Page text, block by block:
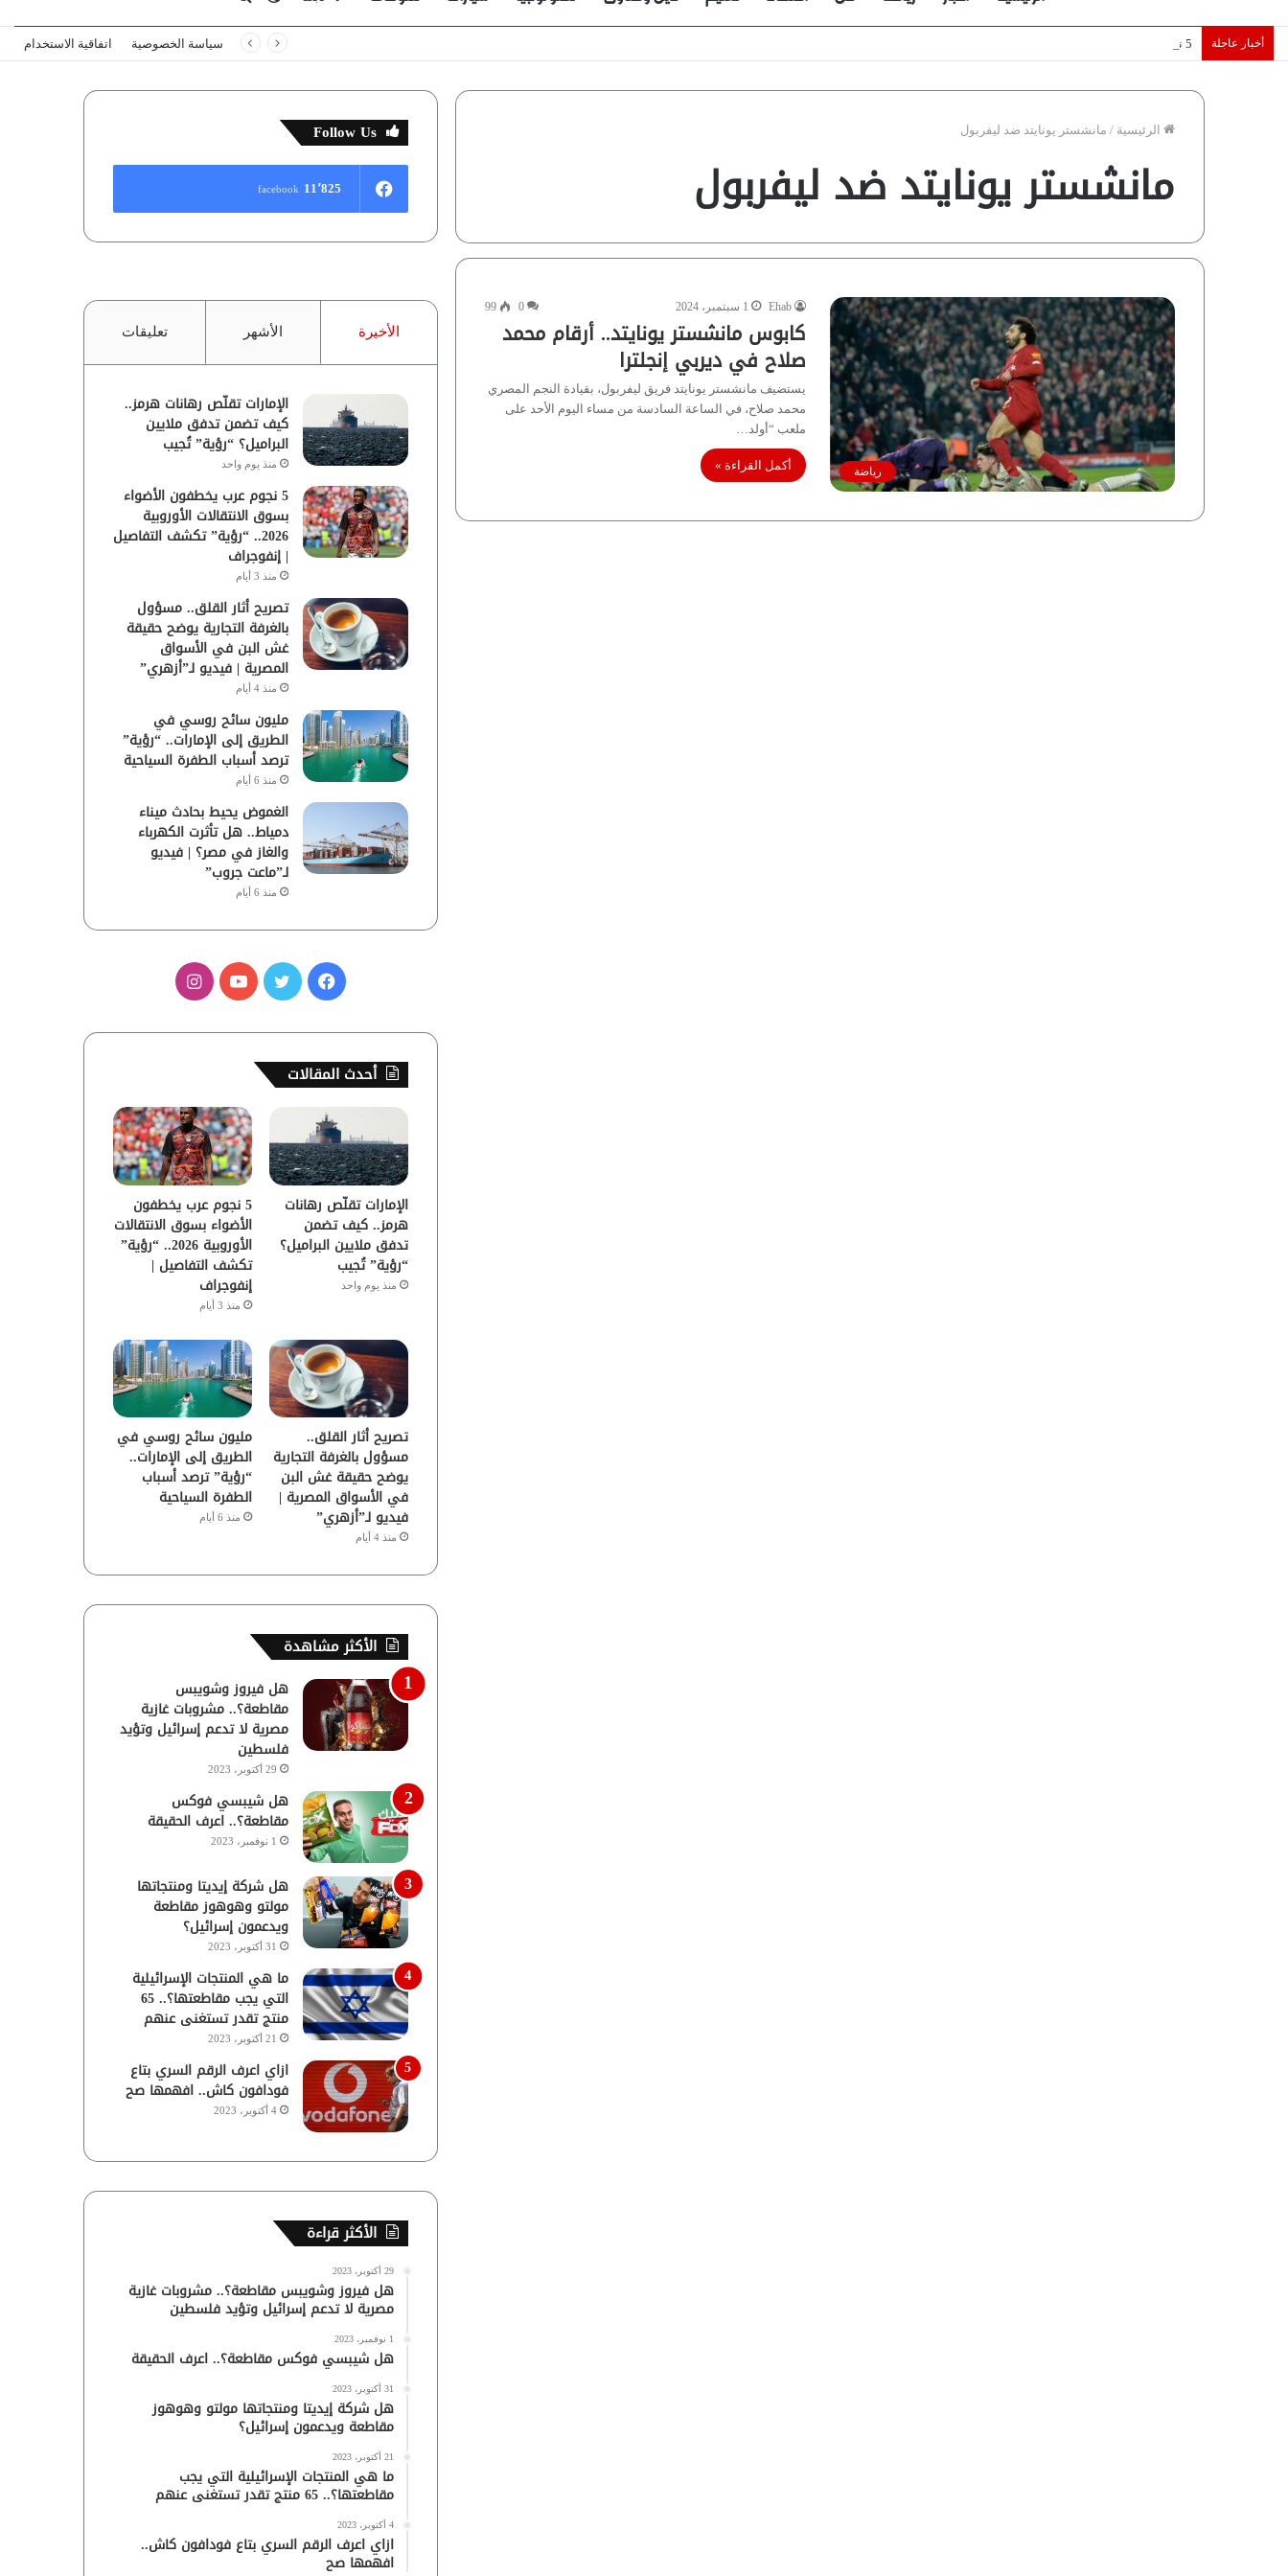
عنالمظلم
أخبار عاجلة 5 نجوم عرب يخطفون الأضواء بسوق الانتقالات الأوروبية 2026.. “رؤية” تكشف التفاصيل | إنفوجراف سياسة الخصوصية اتفاقية الاستخدام
الرئيسية / مانشستر يونايتد ضد ليفربول
مانشستر يونايتد ضد ليفربول
رياضة
Ehab 1 سبتمبر، 2024 0
99
كابوس مانشستر يونايتد.. أرقام محمد
صلاح في ديربي إنجلترا
يستضيف مانشستر يونايتد فريق ليفربول، بقيادة النجم المصري
محمد صلاح، في الساعة السادسة من مساء اليوم الأحد على
ملعب “أولد…
أكمل القراءة »
Follow Us
11٬825 facebook
الأخيرة الأشهر تعليقات
الإمارات تقلّص رهانات هرمز..
كيف تضمن تدفق ملايين
البراميل؟ “رؤية” تُجيب
منذ يوم واحد
5 نجوم عرب يخطفون الأضواء
بسوق الانتقالات الأوروبية
2026.. “رؤية” تكشف التفاصيل
| إنفوجراف
منذ 3 أيام
تصريح أثار القلق.. مسؤول
بالغرفة التجارية يوضح حقيقة
غش البن في الأسواق
المصرية | فيديو لـ”أزهري”
منذ 4 أيام
مليون سائح روسي في
الطريق إلى الإمارات.. “رؤية”
ترصد أسباب الطفرة السياحية
منذ 6 أيام
الغموض يحيط بحادث ميناء
دمياط.. هل تأثرت الكهرباء
والغاز في مصر؟ | فيديو
لـ”ماعت جروب”
منذ 6 أيام
ف
س
و
ك
ي
و
ب
ا
ق
ر
ا
م
أحدث المقالات
الإمارات تقلّص رهانات
هرمز.. كيف تضمن
تدفق ملايين البراميل؟
“رؤية” تُجيب
منذ يوم واحد
5 نجوم عرب يخطفون
الأضواء بسوق الانتقالات
الأوروبية 2026.. “رؤية”
تكشف التفاصيل |
إنفوجراف
منذ 3 أيام
تصريح أثار القلق..
مسؤول بالغرفة التجارية
يوضح حقيقة غش البن
في الأسواق المصرية |
فيديو لـ”أزهري”
منذ 4 أيام
مليون سائح روسي في
الطريق إلى الإمارات..
“رؤية” ترصد أسباب
الطفرة السياحية
منذ 6 أيام
الأكثر مشاهدة
هل فيروز وشويبس
مقاطعة؟.. مشروبات غازية
مصرية لا تدعم إسرائيل وتؤيد
فلسطين
29 أكتوبر، 2023
هل شيبسي فوكس
مقاطعة؟.. اعرف الحقيقة
1 نوفمبر، 2023
هل شركة إيديتا ومنتجاتها
مولتو وهوهوز مقاطعة
ويدعمون إسرائيل؟
31 أكتوبر، 2023
ما هي المنتجات الإسرائيلية
التي يجب مقاطعتها؟.. 65
منتج تقدر تستغنى عنهم
21 أكتوبر، 2023
ازاي اعرف الرقم السري بتاع
فودافون كاش.. افهمها صح
4 أكتوبر، 2023
الأكثر قراءة
29 أكتوبر، 2023
هل فيروز وشويبس مقاطعة؟.. مشروبات غازية
مصرية لا تدعم إسرائيل وتؤيد فلسطين
1 نوفمبر، 2023
هل شيبسي فوكس مقاطعة؟.. اعرف الحقيقة
31 أكتوبر، 2023
هل شركة إيديتا ومنتجاتها مولتو وهوهوز
مقاطعة ويدعمون إسرائيل؟
21 أكتوبر، 2023
ما هي المنتجات الإسرائيلية التي يجب
مقاطعتها؟.. 65 منتج تقدر تستغنى عنهم
4 أكتوبر، 2023
ازاي اعرف الرقم السري بتاع فودافون كاش..
افهمها صح